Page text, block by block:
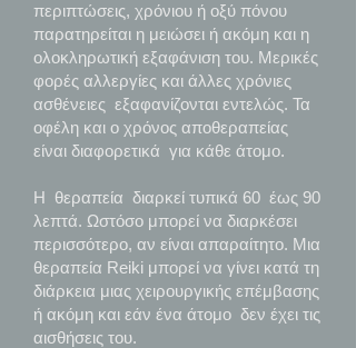
περιπτώσεις, χρόνιου ή οξύ πόνου
παρατηρείται η μειώσει ή ακόμη και η
ολοκληρωτική εξαφάνιση του. Μερικές
φορές αλλεργίες και άλλες χρόνιες
ασθένειες εξαφανίζονται εντελώς. Τα
οφέλη και ο χρόνος αποθεραπείας
είναι διαφορετικά για κάθε άτομο.
Η θεραπεία διαρκεί τυπικά 60 έως 90
λεπτά. Ωστόσο μπορεί να διαρκέσει
περισσότερο, αν είναι απαραίτητο. Μια
θεραπεία Reiki μπορεί να γίνει κατά τη
διάρκεια μιας χειρουργικής επέμβασης
ή ακόμη και εάν ένα άτομο δεν έχει τις
αισθήσεις του.